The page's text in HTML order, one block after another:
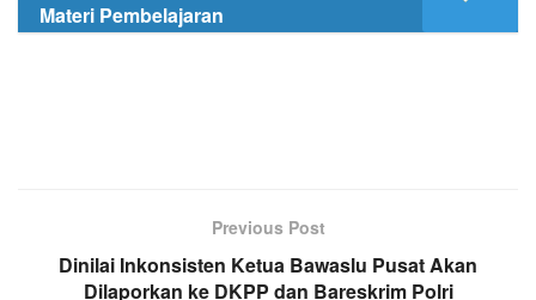
Materi Pembelajaran
Previous Post
Dinilai Inkonsisten Ketua Bawaslu Pusat Akan
Dilaporkan ke DKPP dan Bareskrim Polri